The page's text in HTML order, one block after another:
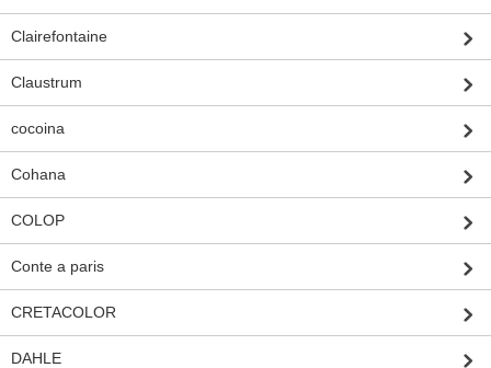
Clairefontaine
Claustrum
cocoina
Cohana
COLOP
Conte a paris
CRETACOLOR
DAHLE